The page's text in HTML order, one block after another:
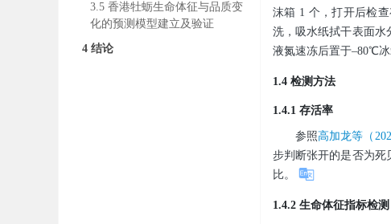
3.5 香港牡蛎生命体征与品质变
化的预测模型建立及验证
4 结论
沫箱 1 个，打开后检
洗，吸水纸拭干表面水
液氮速冻后置于–80℃
1.4 检测方法
1.4.1 存活率
参照高加龙等（
步判断张开的是否为死
比。
1.4.2 生命体征指标检测